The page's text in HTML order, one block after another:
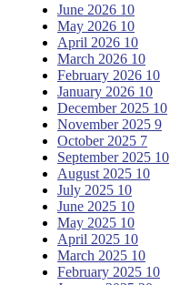
June 2026 10
May 2026 10
April 2026 10
March 2026 10
February 2026 10
January 2026 10
December 2025 10
November 2025 9
October 2025 7
September 2025 10
August 2025 10
July 2025 10
June 2025 10
May 2025 10
April 2025 10
March 2025 10
February 2025 10